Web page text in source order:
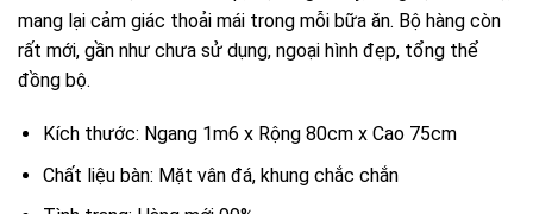
mang lại cảm giác thoải mái trong mỗi bữa ăn. Bộ hàng còn
rất mới, gần như chưa sử dụng, ngoại hình đẹp, tổng thể
đồng bộ.
Kích thước: Ngang 1m6 x Rộng 80cm x Cao 75cm
Chất liệu bàn: Mặt vân đá, khung chắc chắn